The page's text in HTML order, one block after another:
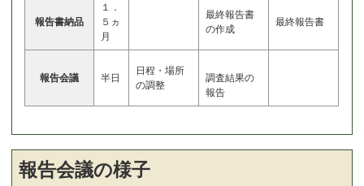
報告書納品
１．
５ヵ
月
最終報告書
の作成
最終報告書
報告会議 半日
日程・場所
の調整
調査結果の
報告
報告会議の様子